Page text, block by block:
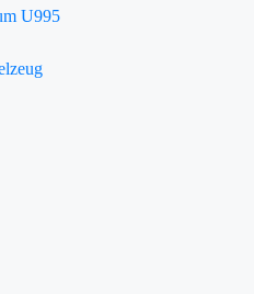
U995